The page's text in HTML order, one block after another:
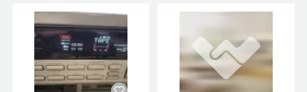
Servicii
Animale de companie
Afaceri și echipamente profesionale
Inchiriere Bunuri si Vehicule
Utilaje agricole si industriale
Piese auto si accesorii
Dacia Duster